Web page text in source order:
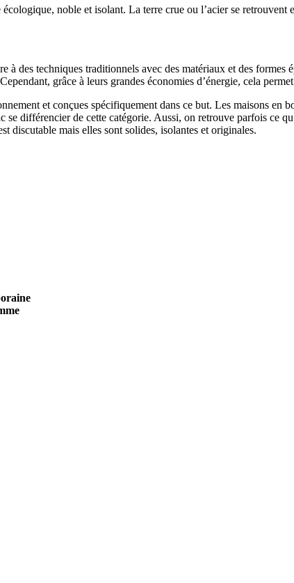
noble et isolant. La terre crue ou l’acier se retrouvent
des techniques traditionnels avec des matériaux et des formes
grâce à leurs grandes économies d’énergie, cela
et conçues spécifiquement dans ce but. Les maisons en
se différencier de cette catégorie. Aussi, on retrouve parfois ce
discutable mais elles sont solides, isolantes et originales.